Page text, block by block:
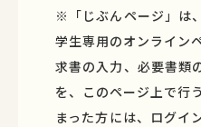
※「じぶんページ」は
学生専用のオンライン
求書の入力、必要書類
を、このページ上で行
まった方には、ログイ